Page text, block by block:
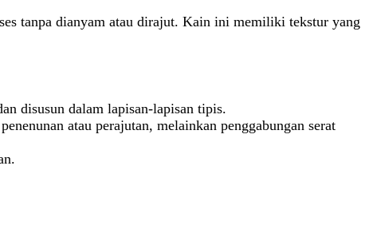
tanpa dianyam atau dirajut. Kain ini memiliki tekstur yang
disusun dalam lapisan-lapisan tipis.
atau perajutan, melainkan penggabungan serat